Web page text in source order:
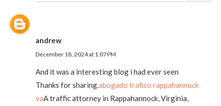
andrew
December 18, 2024 at 1:07 PM
And it was a interesting blog i had ever seen
Thanks for sharing.abogado trafico rappahannock
vaA traffic attorney in Rappahannock, Virginia,